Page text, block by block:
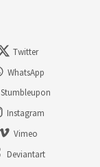
Twitter
WhatsApp
Stumbleupon
Instagram
Vimeo
Deviantart